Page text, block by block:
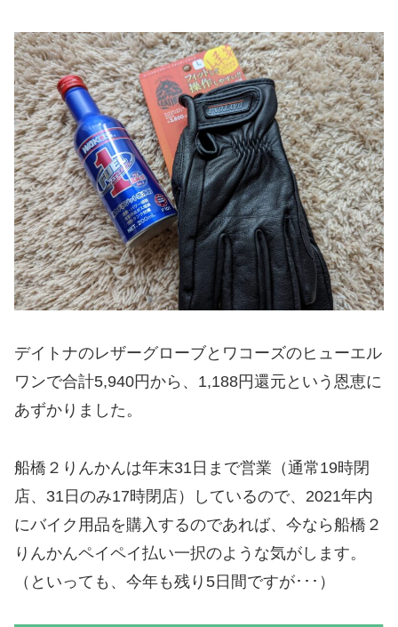
デイトナのレザーグローブとワコーズのヒューエル
ワンで合計5,940円から、1,188円還元という恩恵に
あずかりました。
船橋２りんかんは年末31日まで営業（通常19時閉
店、31日のみ17時閉店）しているので、2021年内
にバイク用品を購入するのであれば、今なら船橋２
りんかんペイペイ払い一択のような気がします。
（といっても、今年も残り5日間ですが･･･）